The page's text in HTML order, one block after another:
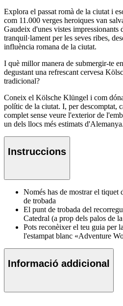
Explora el passat romà de la ciutat i
com 11.000 verges heroiques van
Gaudeix d'unes vistes impressionants
tranquil·lament per les seves ribes,
influència romana de la ciutat.
I què millor manera de submergir-te
degustant una refrescant cervesa
tradicional?
Coneix el Kölsche Klüngel i com
polític de la ciutat. I, per descomptat,
complet sense veure l'exterior de
un dels llocs més estimats d'Alemanya.
Instruccions
Només has de mostrar el
de trobada
El punt de trobada del
Catedral (a prop dels palos de
Pots reconèixer el teu guia per
l'estampat blanc «Adventure
Informació addicional